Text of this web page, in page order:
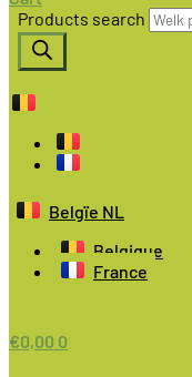
Products search
Belgïe NL
Belgique
France
€0,00 0